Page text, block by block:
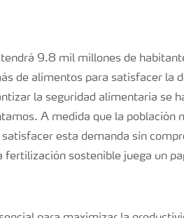
9.8 mil millones de
de alimentos para satisfacer la
la seguridad alimentaria se
A medida que la población
esta demanda sin
fertilización sostenible juega un